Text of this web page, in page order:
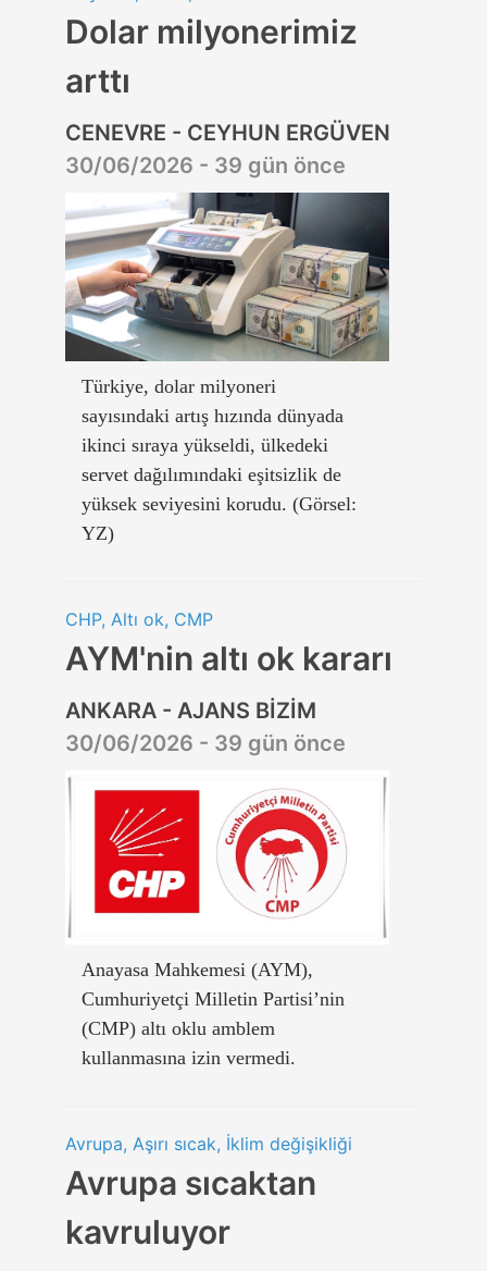
Dolar milyonerimiz
arttı
CENEVRE - CEYHUN ERGÜVEN
30/06/2026 - 39 gün önce
Türkiye, dolar milyoneri
sayısındaki artış hızında dünyada
ikinci sıraya yükseldi, ülkedeki
servet dağılımındaki eşitsizlik de
yüksek seviyesini korudu. (Görsel:
YZ)
CHP, Altı ok, CMP
AYM'nin altı ok kararı
ANKARA - AJANS BİZİM
30/06/2026 - 39 gün önce
Anayasa Mahkemesi (AYM),
Cumhuriyetçi Milletin Partisi’nin
(CMP) altı oklu amblem
kullanmasına izin vermedi.
Avrupa, Aşırı sıcak, İklim değişikliği
Avrupa sıcaktan
kavruluyor